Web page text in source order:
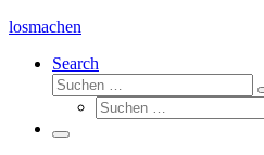
losmachen
Search
Suche
Suche
Menü